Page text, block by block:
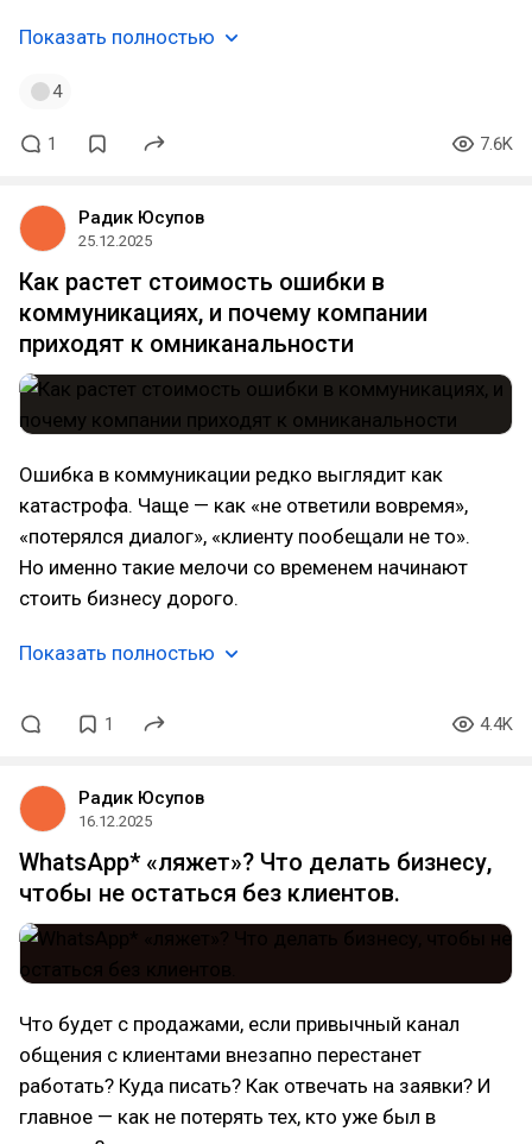
Показать полностью
4
1 7.6K
Радик Юсупов
25.12.2025
Как растет стоимость ошибки в
коммуникациях, и почему компании
приходят к омниканальности
Ошибка в коммуникации редко выглядит как
катастрофа. Чаще — как «не ответили вовремя»,
«потерялся диалог», «клиенту пообещали не то».
Но именно такие мелочи со временем начинают
стоить бизнесу дорого.
Показать полностью
1 4.4K
Радик Юсупов
16.12.2025
WhatsApp* «ляжет»? Что делать бизнесу,
чтобы не остаться без клиентов.
Что будет с продажами, если привычный канал
общения с клиентами внезапно перестанет
работать? Куда писать? Как отвечать на заявки? И
главное — как не потерять тех, кто уже был в